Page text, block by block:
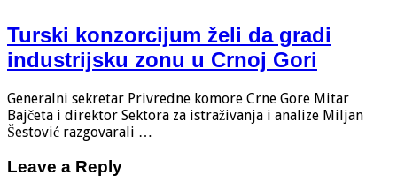
Turski konzorcijum želi da gradi
industrijsku zonu u Crnoj Gori
Generalni sekretar Privredne komore Crne Gore Mitar
Bajčeta i direktor Sektora za istraživanja i analize Miljan
Šestović razgovarali …
Leave a Reply